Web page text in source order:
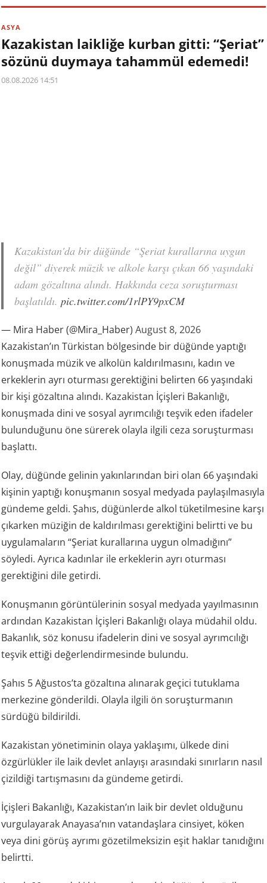
ASYA
Kazakistan laikliğe kurban gitti: “Şeriat”
sözünü duymaya tahammül edemedi!
08.08.2026 14:51
Kazakistan'da bir düğünde “Şeriat kurallarına uygun
değil” diyerek müzik ve alkole karşı çıkan 66 yaşındaki
adam gözaltına alındı. Hakkında ceza soruşturması
başlatıldı.pic.twitter.com/1rlPY9pxCM
— Mira Haber (@Mira_Haber)August 8, 2026
Kazakistan’ın Türkistan bölgesinde bir düğünde yaptığı
konuşmada müzik ve alkolün kaldırılmasını, kadın ve
erkeklerin ayrı oturması gerektiğini belirten 66 yaşındaki
bir kişi gözaltına alındı. Kazakistan İçişleri Bakanlığı,
konuşmada dini ve sosyal ayrımcılığı teşvik eden ifadeler
bulunduğunu öne sürerek olayla ilgili ceza soruşturması
başlattı.
Olay, düğünde gelinin yakınlarından biri olan 66 yaşındaki
kişinin yaptığı konuşmanın sosyal medyada paylaşılmasıyla
gündeme geldi. Şahıs, düğünlerde alkol tüketilmesine karşı
çıkarken müziğin de kaldırılması gerektiğini belirtti ve bu
uygulamaların “Şeriat kurallarına uygun olmadığını”
söyledi. Ayrıca kadınlar ile erkeklerin ayrı oturması
gerektiğini dile getirdi.
Konuşmanın görüntülerinin sosyal medyada yayılmasının
ardından Kazakistan İçişleri Bakanlığı olaya müdahil oldu.
Bakanlık, söz konusu ifadelerin dini ve sosyal ayrımcılığı
teşvik ettiği değerlendirmesinde bulundu.
Şahıs 5 Ağustos’ta gözaltına alınarak geçici tutuklama
merkezine gönderildi. Olayla ilgili ön soruşturmanın
sürdüğü bildirildi.
Kazakistan yönetiminin olaya yaklaşımı, ülkede dini
özgürlükler ile laik devlet anlayışı arasındaki sınırların nasıl
çizildiği tartışmasını da gündeme getirdi.
İçişleri Bakanlığı, Kazakistan’ın laik bir devlet olduğunu
vurgulayarak Anayasa’nın vatandaşlara cinsiyet, köken
veya dini görüş ayrımı gözetilmeksizin eşit haklar tanıdığını
belirtti.